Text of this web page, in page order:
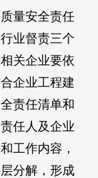
量安全责任
业督责三个
关企业要依
企业工程建
责任清单和
任人及企业
工作内容，
分解，形成